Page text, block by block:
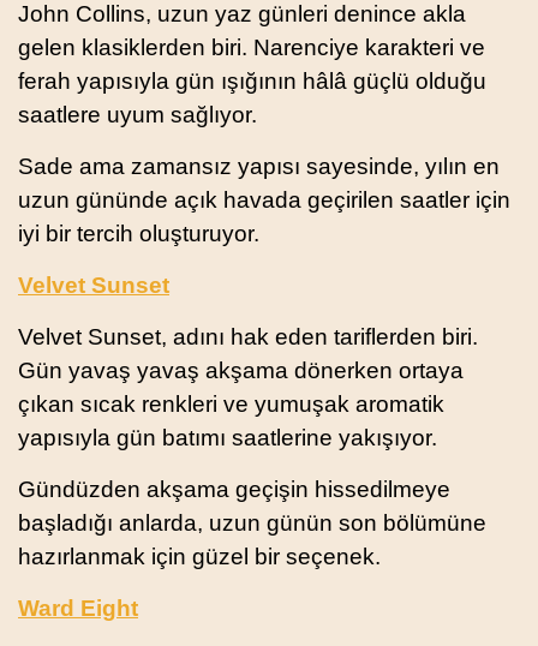
John Collins, uzun yaz günleri denince akla
gelen klasiklerden biri. Narenciye karakteri ve
ferah yapısıyla gün ışığının hâlâ güçlü olduğu
saatlere uyum sağlıyor.
Sade ama zamansız yapısı sayesinde, yılın en
uzun gününde açık havada geçirilen saatler için
iyi bir tercih oluşturuyor.
Velvet Sunset
Velvet Sunset, adını hak eden tariflerden biri.
Gün yavaş yavaş akşama dönerken ortaya
çıkan sıcak renkleri ve yumuşak aromatik
yapısıyla gün batımı saatlerine yakışıyor.
Gündüzden akşama geçişin hissedilmeye
başladığı anlarda, uzun günün son bölümüne
hazırlanmak için güzel bir seçenek.
Ward Eight